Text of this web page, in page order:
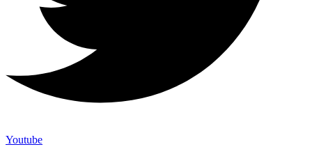
Youtube